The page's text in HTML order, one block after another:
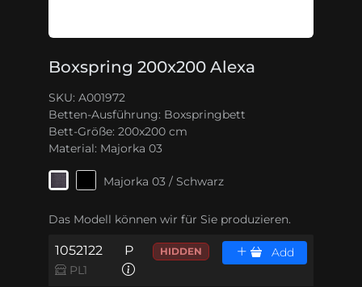
Boxspring 200x200 Alexa
SKU: A001972
Betten-Ausführung: Boxspringbett
Bett-Größe: 200x200 cm
Material: Majorka 03
Majorka 03 / Schwarz
Das Modell können wir für Sie produzieren.
1052122
PL1
P HIDDEN Add